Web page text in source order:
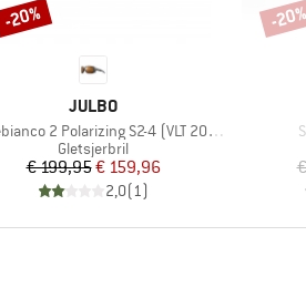
MERK
JULBO
2 Polarizing S2-4 (VLT 20-5%)
Productgroep
Gletsjerbril
Prijs
€ 199,95Verlaagde prijs
€ 159,96
2,0(1)
-20% -